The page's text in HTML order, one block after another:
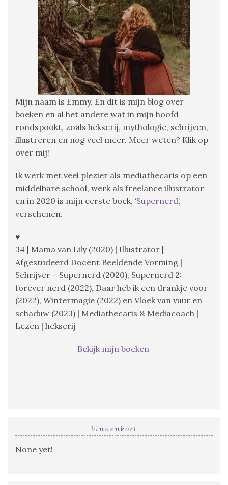
Mijn naam is Emmy. En dit is mijn blog over
boeken en al het andere wat in mijn hoofd
rondspookt, zoals hekserij, mythologie, schrijven,
illustreren en nog veel meer. Meer weten? Klik op
over mij!
Ik werk met veel plezier als mediathecaris op een
middelbare school, werk als freelance illustrator
en in 2020 is mijn eerste boek, ‘Supernerd‘,
verschenen.
♥
34 | Mama van Lily (2020) | Illustrator |
Afgestudeerd Docent Beeldende Vorming |
Schrijver – Supernerd (2020), Supernerd 2:
forever nerd (2022), Daar heb ik een drankje voor
(2022), Wintermagie (2022) en Vloek van vuur en
schaduw (2023) | Mediathecaris & Mediacoach |
Lezen | hekserij
Bekijk mijn boeken
binnenkort
None yet!